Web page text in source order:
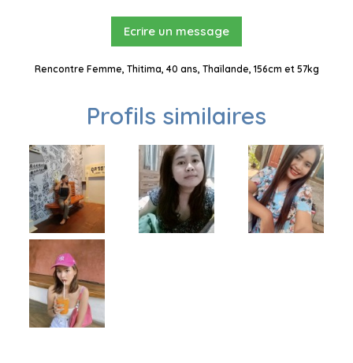
Ecrire un message
Rencontre Femme, Thitima, 40 ans, Thaïlande, 156cm et 57kg
Profils similaires